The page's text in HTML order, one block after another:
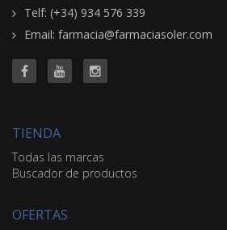
Telf: (+34) 934 576 339
Email: farmacia@farmaciasoler.com
TIENDA
Todas las marcas
Buscador de productos
OFERTAS